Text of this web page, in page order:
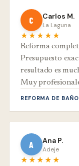
C Carlos M.
La Laguna
★★★★★
Reforma
Presupuesto
resultado es
Muy
REFORMA DE BAÑO
A Ana P.
Adeje
★★★★★